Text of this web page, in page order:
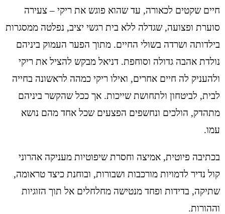
חיים שקטים לכאורה, עד שהוא פוגש את ריקי – צעירה
סוערת ופצועה, שגדלה ללא בית רגשי יציב, נפלטה ממסגרות
בילדותה ושרדה בשולי החיים. מתוך הפער העמוק ביניהם
נולדת אהבה גדולה וסוחפת. דניאל מבקש להציל את ריקי
ולהעניק לה חיים אחרים, ואילו ריקי כמהה לראשונה בחייה
לבית, לביטחון ולתחושת שייכות. אך ככל שהקשר ביניהם
מתהדק, הולכים ונחשפים הפצעים שכל אחד מהם נושא
עמו.
בכתיבה פיוטית, אמיצה וחסרת שיפוטיות מעניקה אהרוני
קול נדיר לדמויות מורכבות ושבורות, ובוחנת כיצד טראומה,
שתיקה, בדידות ופחד מנטישה מחלחלים אל תוך הזוגיות
וההורות.